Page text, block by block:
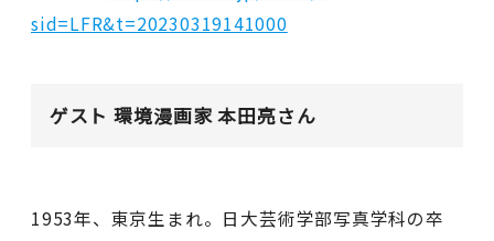
sid=LFR&t=20230319141000
ゲスト 環境漫画家 本田亮さん
1953年、東京生まれ。日大芸術学部写真学科の卒